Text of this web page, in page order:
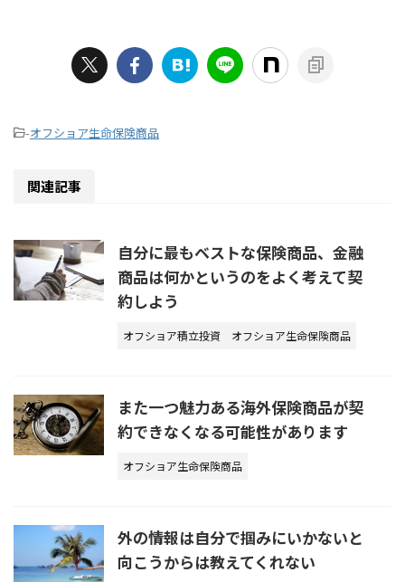
-オフショア生命保険商品
関連記事
自分に最もベストな保険商品、金融
商品は何かというのをよく考えて契
約しよう
オフショア積立投資 オフショア生命保険商品
また一つ魅力ある海外保険商品が契
約できなくなる可能性があります
オフショア生命保険商品
外の情報は自分で掴みにいかないと
向こうからは教えてくれない